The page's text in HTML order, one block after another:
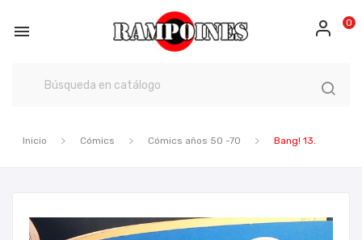
 0
Inicio Cómics Cómics años 50 -70 Bang! 13.